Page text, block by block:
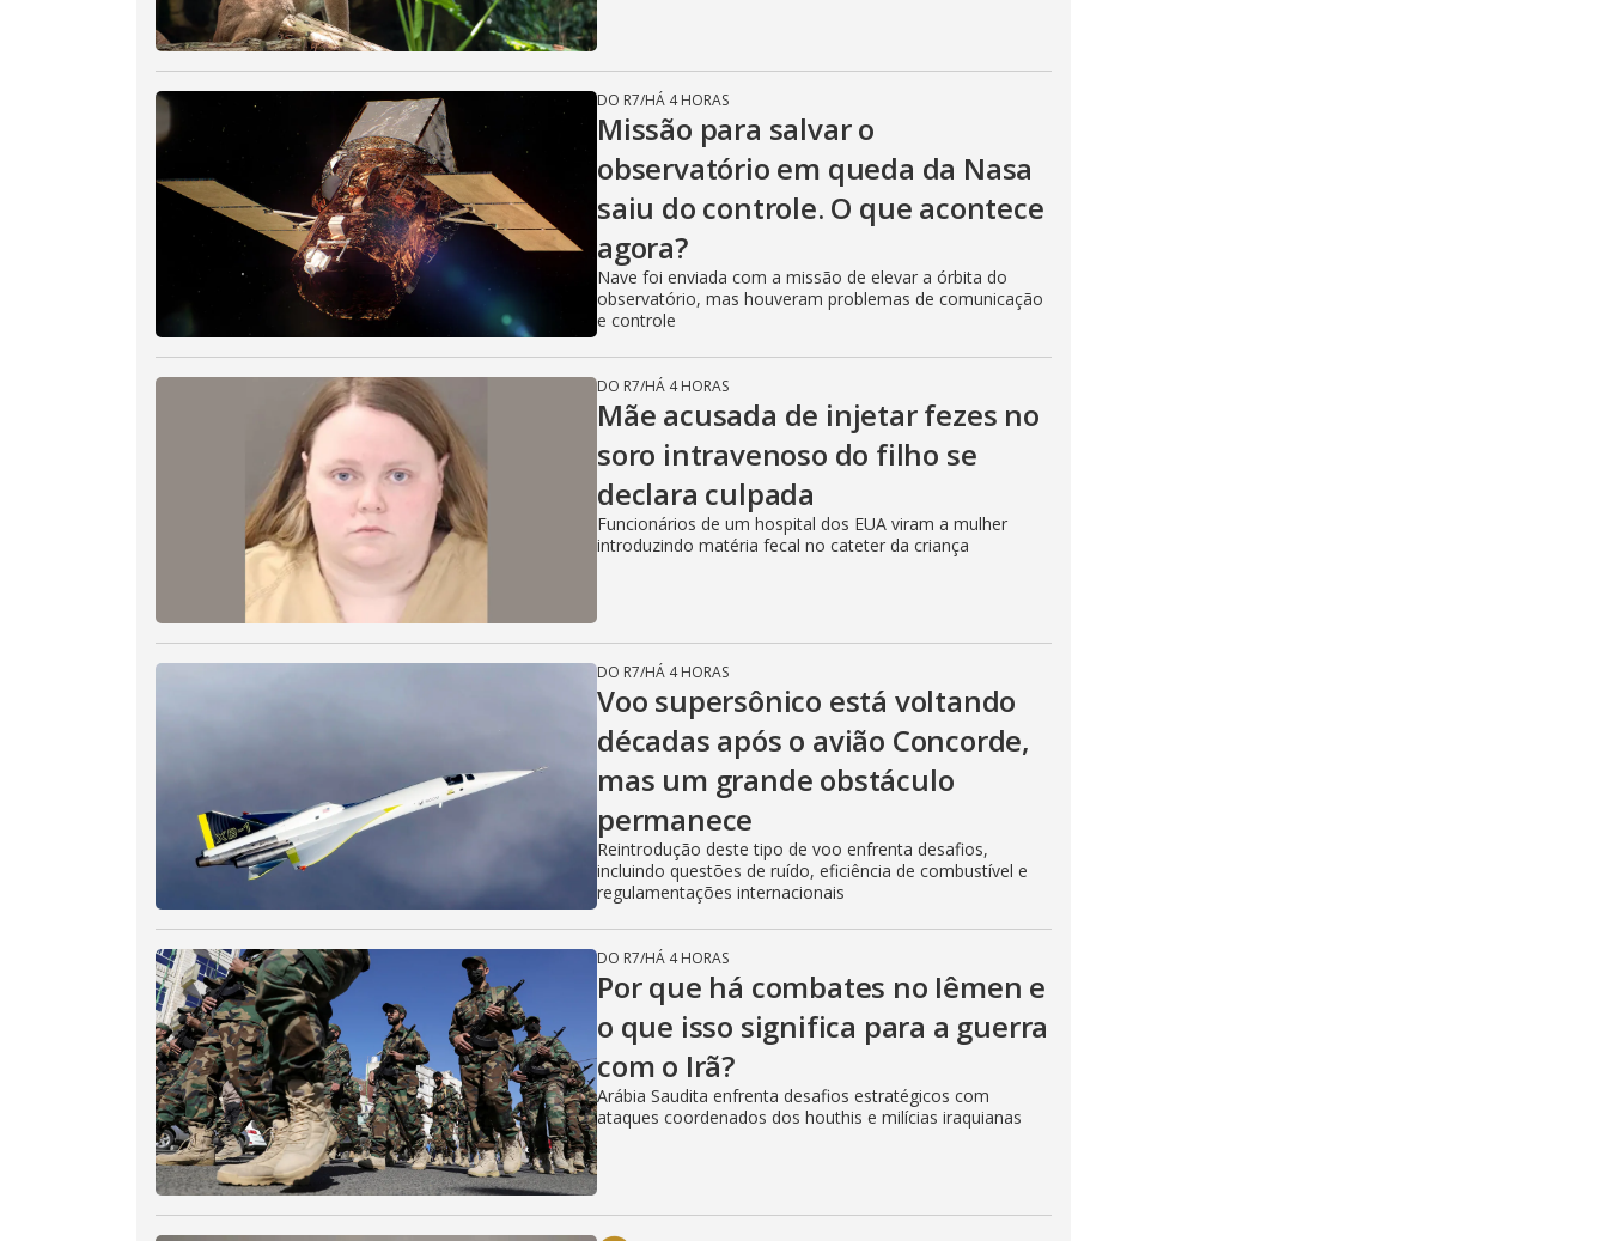
DO R7/HÁ 4 HORAS
Missão para salvar o
observatório em queda da Nasa
saiu do controle. O que acontece
agora?
Nave foi enviada com a missão de elevar a órbita do
observatório, mas houveram problemas de comunicação
e controle
DO R7/HÁ 4 HORAS
Mãe acusada de injetar fezes no
soro intravenoso do filho se
declara culpada
Funcionários de um hospital dos EUA viram a mulher
introduzindo matéria fecal no cateter da criança
DO R7/HÁ 4 HORAS
Voo supersônico está voltando
décadas após o avião Concorde,
mas um grande obstáculo
permanece
Reintrodução deste tipo de voo enfrenta desafios,
incluindo questões de ruído, eficiência de combustível e
regulamentações internacionais
DO R7/HÁ 4 HORAS
Por que há combates no Iêmen e
o que isso significa para a guerra
com o Irã?
Arábia Saudita enfrenta desafios estratégicos com
ataques coordenados dos houthis e milícias iraquianas